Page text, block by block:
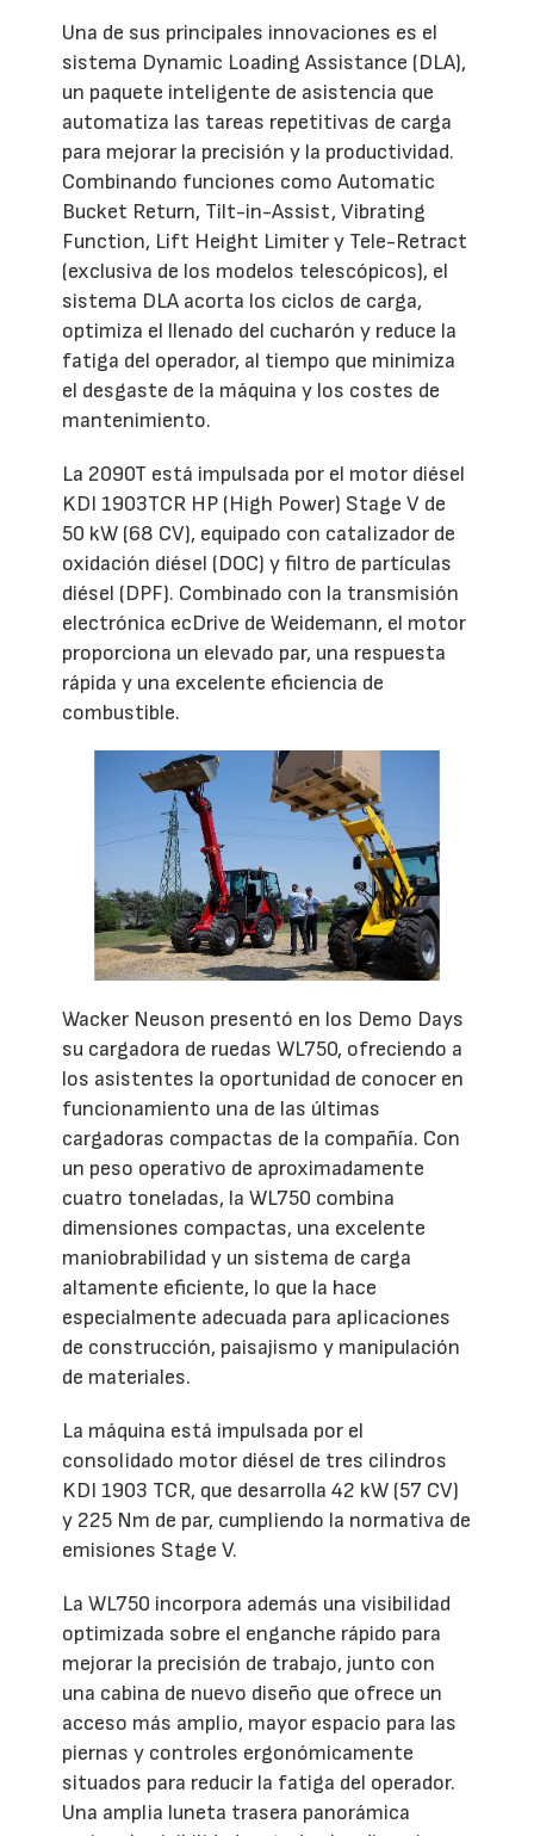
Una de sus principales innovaciones es el
sistema Dynamic Loading Assistance (DLA),
un paquete inteligente de asistencia que
automatiza las tareas repetitivas de carga
para mejorar la precisión y la productividad.
Combinando funciones como Automatic
Bucket Return, Tilt-in-Assist, Vibrating
Function, Lift Height Limiter y Tele-Retract
(exclusiva de los modelos telescópicos), el
sistema DLA acorta los ciclos de carga,
optimiza el llenado del cucharón y reduce la
fatiga del operador, al tiempo que minimiza
el desgaste de la máquina y los costes de
mantenimiento.
La 2090T está impulsada por el motor diésel
KDI 1903TCR HP (High Power) Stage V de
50 kW (68 CV), equipado con catalizador de
oxidación diésel (DOC) y filtro de partículas
diésel (DPF). Combinado con la transmisión
electrónica ecDrive de Weidemann, el motor
proporciona un elevado par, una respuesta
rápida y una excelente eficiencia de
combustible.
Wacker Neuson presentó en los Demo Days
su cargadora de ruedas WL750, ofreciendo a
los asistentes la oportunidad de conocer en
funcionamiento una de las últimas
cargadoras compactas de la compañía. Con
un peso operativo de aproximadamente
cuatro toneladas, la WL750 combina
dimensiones compactas, una excelente
maniobrabilidad y un sistema de carga
altamente eficiente, lo que la hace
especialmente adecuada para aplicaciones
de construcción, paisajismo y manipulación
de materiales.
La máquina está impulsada por el
consolidado motor diésel de tres cilindros
KDI 1903 TCR, que desarrolla 42 kW (57 CV)
y 225 Nm de par, cumpliendo la normativa de
emisiones Stage V.
La WL750 incorpora además una visibilidad
optimizada sobre el enganche rápido para
mejorar la precisión de trabajo, junto con
una cabina de nuevo diseño que ofrece un
acceso más amplio, mayor espacio para las
piernas y controles ergonómicamente
situados para reducir la fatiga del operador.
Una amplia luneta trasera panorámica